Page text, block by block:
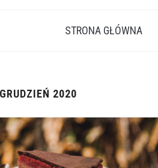
STRONA GŁÓWNA
GRUDZIEŃ 2020